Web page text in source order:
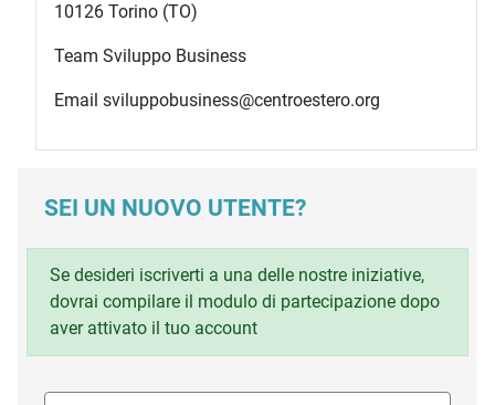
10126 Torino (TO)
Team Sviluppo Business
Email sviluppobusiness@centroestero.org
SEI UN NUOVO UTENTE?
Se desideri iscriverti a una delle nostre iniziative,
dovrai compilare il modulo di partecipazione dopo
aver attivato il tuo account